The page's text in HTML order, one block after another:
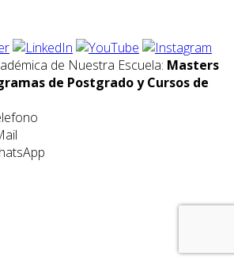
de Nuestra Escuela: Masters
de Postgrado y Cursos de